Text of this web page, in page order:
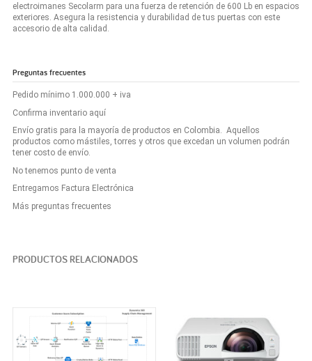
electroimanes Secolarm para una fuerza de retención de 600 Lb en espacios
exteriores. Asegura la resistencia y durabilidad de tus puertas con este
accesorio de alta calidad.
Preguntas frecuentes
Pedido mínimo 1.000.000 + iva
Confirma inventario aquí
Envío gratis para la mayoría de productos en Colombia. Aquellos
productos como mástiles, torres y otros que excedan un volumen podrán
tener costo de envío.
No tenemos punto de venta
Entregamos Factura Electrónica
Más preguntas frecuentes
PRODUCTOS RELACIONADOS